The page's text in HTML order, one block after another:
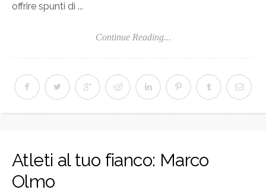
offrire spunti di ...
Continue Reading...
Atleti al tuo fianco: Marco
Olmo